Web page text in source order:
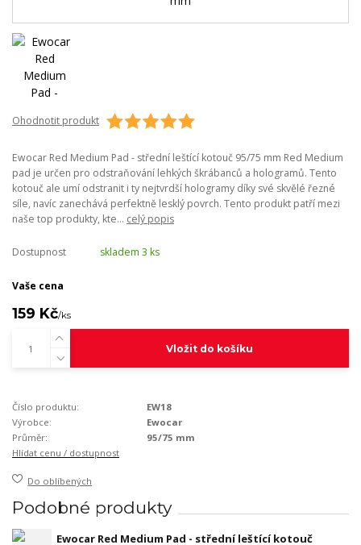
Ohodnotit produkt
Ewocar Red Medium Pad - střední leštící kotouč 95/75 mm Red Medium
pad je určen pro odstraňování lehkých škrábanců a hologramů. Tento
kotouč ale umí odstranit i ty nejtvrdší hologramy díky své skvělé řezné
síle, navíc zanechává perfektně lesklý povrch. Tento produkt patří mezi
naše top produkty, kte... celý popis
Dostupnost skladem 3 ks
Vaše cena
159 Kč/ks
Vložit do košíku
Číslo produktu:
EW18
Výrobce:
Ewocar
Průměr:
95/75 mm
Hlídat cenu / dostupnost
Do oblíbených
Podobné produkty
Ewocar Red Medium Pad - střední leštící kotouč